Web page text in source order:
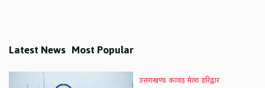
Latest News Most Popular
उत्तराखण्ड कावड़ मेला हरिद्वार